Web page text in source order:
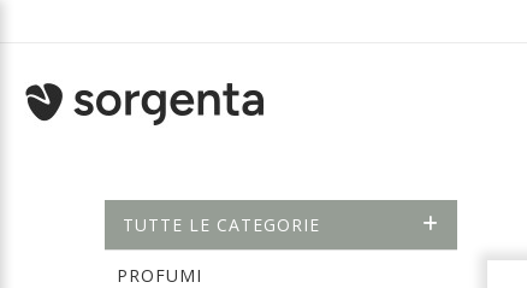
TUTTE LE CATEGORIE
PROFUMI